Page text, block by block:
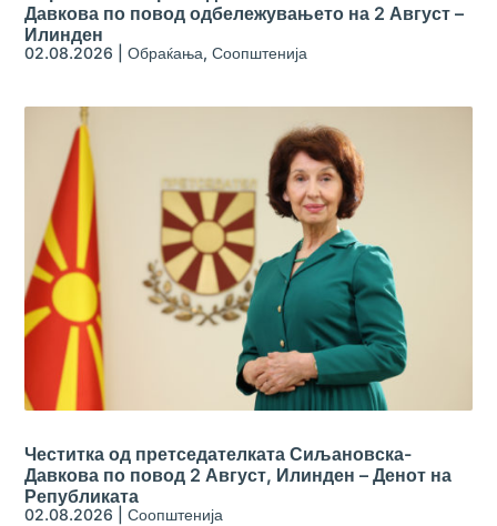
Давкова по повод одбележувањето на 2 Август –
Илинден
02.08.2026 |Обраќања,Соопштенија
Честитка од претседателката Сиљановска-
Давкова по повод 2 Август, Илинден – Денот на
Републиката
02.08.2026 |Соопштенија